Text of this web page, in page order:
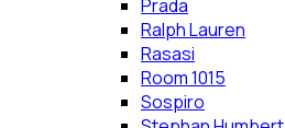
Prada
Ralph Lauren
Rasasi
Room 1015
Sospiro